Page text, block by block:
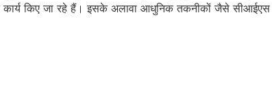
किए जा रहे हैं। इसके अलावा आधुनिक तकनीकों जैसे सीआईएस